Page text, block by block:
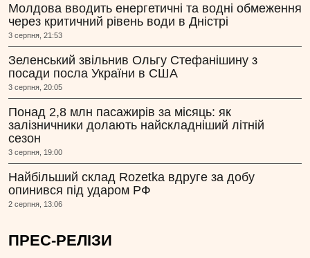
Молдова вводить енергетичні та водні обмеження
через критичний рівень води в Дністрі
3 серпня, 21:53
Зеленський звільнив Ольгу Стефанішину з
посади посла України в США
3 серпня, 20:05
Понад 2,8 млн пасажирів за місяць: як
залізничники долають найскладніший літній
сезон
3 серпня, 19:00
Найбільший склад Rozetka вдруге за добу
опинився під ударом РФ
2 серпня, 13:06
ПРЕС-РЕЛІЗИ